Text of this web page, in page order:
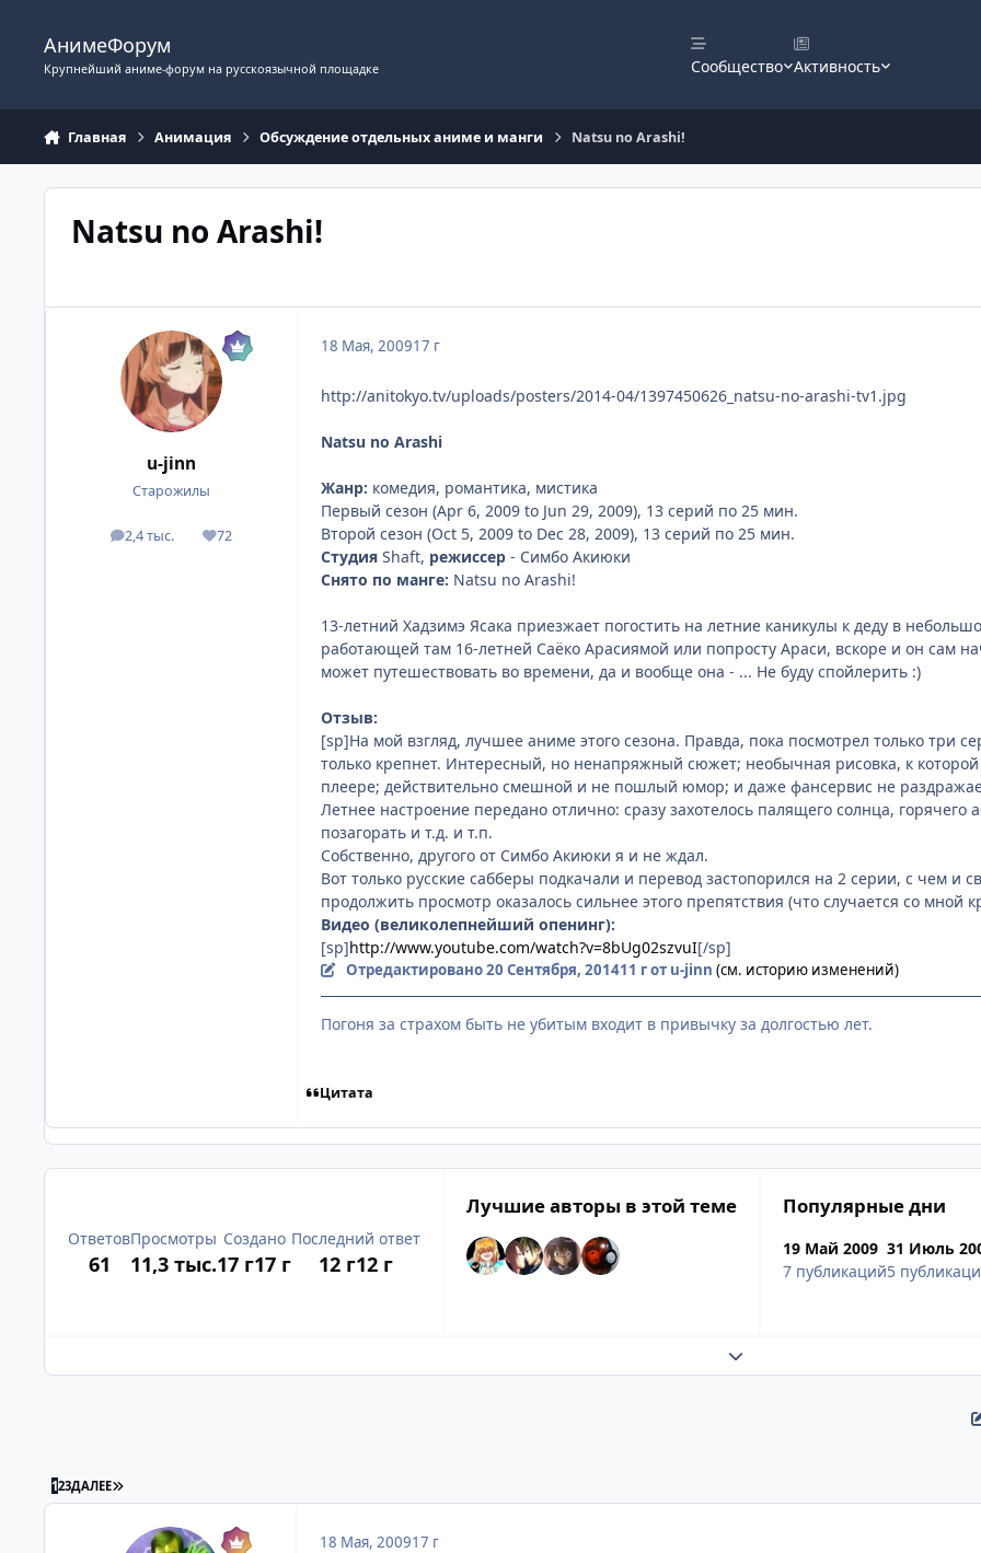
АнимеФорум
Крупнейший аниме-форум на русскоязычной площадке Сообщество Активность
Главная Анимация Обсуждение отдельных аниме и манги Natsu no Arashi!
Natsu no Arashi!
u-jinn
Старожилы
2,4 тыс.
посты 72
Репутация
18 Мая, 200917 г
http://anitokyo.tv/uploads/posters/2014-04/1397450626_natsu-no-arashi-tv1.jpg
Natsu no Arashi
Жанр: комедия, романтика, мистика
Первый сезон (Apr 6, 2009 to Jun 29, 2009), 13 серий по 25 мин.
Второй сезон (Oct 5, 2009 to Dec 28, 2009), 13 серий по 25 мин.
Студия Shaft, режиссер - Симбо Акиюки
Снято по манге: Natsu no Arashi!
13-летний Хадзимэ Ясака приезжает погостить на летние каникулы к деду в
работающей там 16-летней Саёко Арасиямой или попросту Араси, вскоре и он сам
может путешествовать во времени, да и вообще она - ... Не буду спойлерить :)
Отзыв:
[sp]На мой взгляд, лучшее аниме этого сезона. Правда, пока посмотрел только три
только крепнет. Интересный, но ненапряжный сюжет; необычная рисовка, к
плеере; действительно смешной и не пошлый юмор; и даже фансервис не
Летнее настроение передано отлично: сразу захотелось палящего солнца, горячего
позагорать и т.д. и т.п.
Собственно, другого от Симбо Акиюки я и не ждал.
Вот только русские сабберы подкачали и перевод застопорился на 2 серии, с чем и
продолжить просмотр оказалось сильнее этого препятствия (что случается со мной
Видео (великолепнейший опенинг):
[sp]http://www.youtube.com/watch?v=8bUg02szvuI[/sp]
Отредактировано20 Сентября, 201411 гот u-jinn (см. историю изменений)
Погоня за страхом быть не убитым входит в привычку за долгостью лет.
Цитата
Ответов
61
Просмотры
11,3 тыс.
Создано
17 г17 г
Последний ответ
12 г12 г
Лучшие авторы в этой теме Популярные дни
19 Май 2009
7 публикаций
31 Июль
5
Развернуть обзор темы
123ДАЛЕЕ ПОСЛЕДНЯЯ СТРАНИЦА
18 Мая, 200917 г